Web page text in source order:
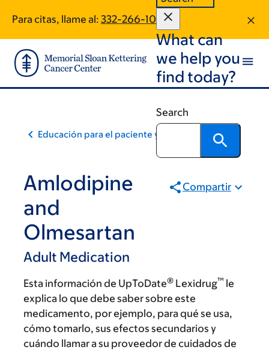
main
content
footer
Para citas, llame al: 332-266-1021
What can
we help you
find today?
Search
Educación para el paciente y la comunidad
Amlodipine
and
Olmesartan
Adult Medication
Compartir
Esta información de UpToDate® Lexidrug™ le
explica lo que debe saber sobre este
medicamento, por ejemplo, para qué se usa,
cómo tomarlo, sus efectos secundarios y
cuándo llamar a su proveedor de cuidados de